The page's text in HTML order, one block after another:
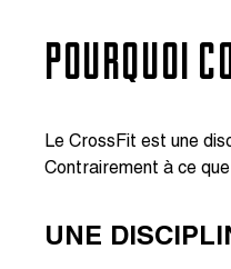
POURQUOI
Le CrossFit est une
Contrairement à ce
UNE